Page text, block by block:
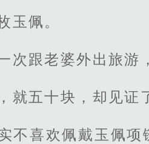
玉佩。
次跟老婆外出旅游
就五十块，却见证
不喜欢佩戴玉佩